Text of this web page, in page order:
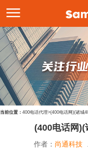
当前位置： 400电话代理>(400电话网)(诸城
(400电话网
作者： 尚通科技